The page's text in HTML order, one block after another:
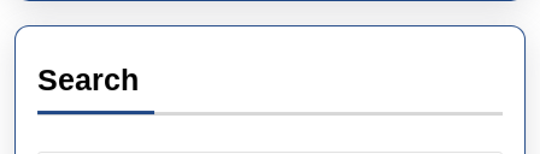
Search